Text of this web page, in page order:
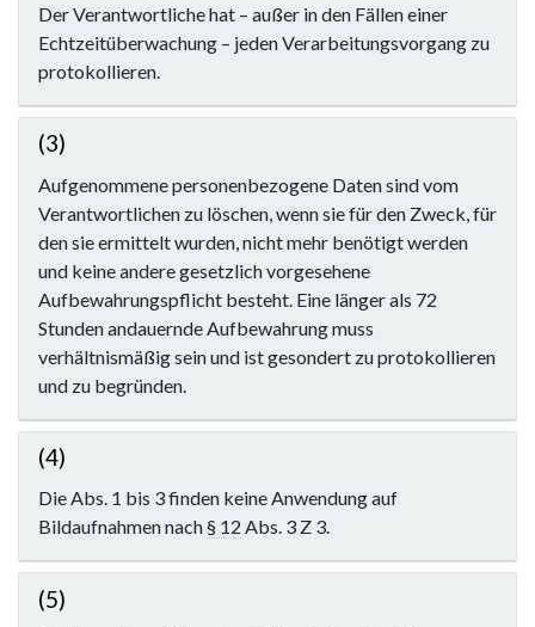
Der Verantwortliche hat – außer in den Fällen einer
Echtzeitüberwachung – jeden Verarbeitungsvorgang zu
protokollieren.
(3)
Aufgenommene personenbezogene Daten sind vom
Verantwortlichen zu löschen, wenn sie für den Zweck, für
den sie ermittelt wurden, nicht mehr benötigt werden
und keine andere gesetzlich vorgesehene
Aufbewahrungspflicht besteht. Eine länger als 72
Stunden andauernde Aufbewahrung muss
verhältnismäßig sein und ist gesondert zu protokollieren
und zu begründen.
(4)
Die Abs. 1 bis 3 finden keine Anwendung auf
Bildaufnahmen nach§ 12 Abs. 3 Z 3.
(5)